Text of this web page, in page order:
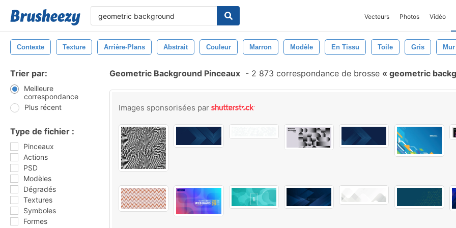
Vecteurs Photos Vidéo
Contexte Texture Arrière-Plans Abstrait Couleur Marron Modèle En Tissu Toile Gris Mur
Trier par:
Meilleure
correspondance
Plus récent
Type de fichier :
Pinceaux
Actions
PSD
Modèles
Dégradés
Textures
Symboles
Formes
Geometric Background Pinceaux - 2 873 correspondance de brosse geometric
Images sponsorisées par